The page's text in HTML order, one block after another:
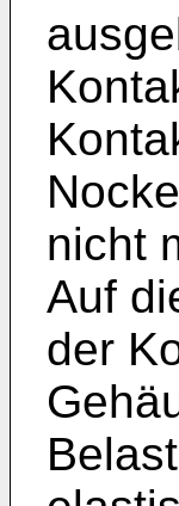
nicht
Auf
der